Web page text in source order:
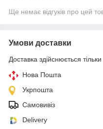
Ще немає відгуків про цей
Умови доставки
Доставка здійснюється
Нова Пошта
Укрпошта
Самовивіз
Delivery